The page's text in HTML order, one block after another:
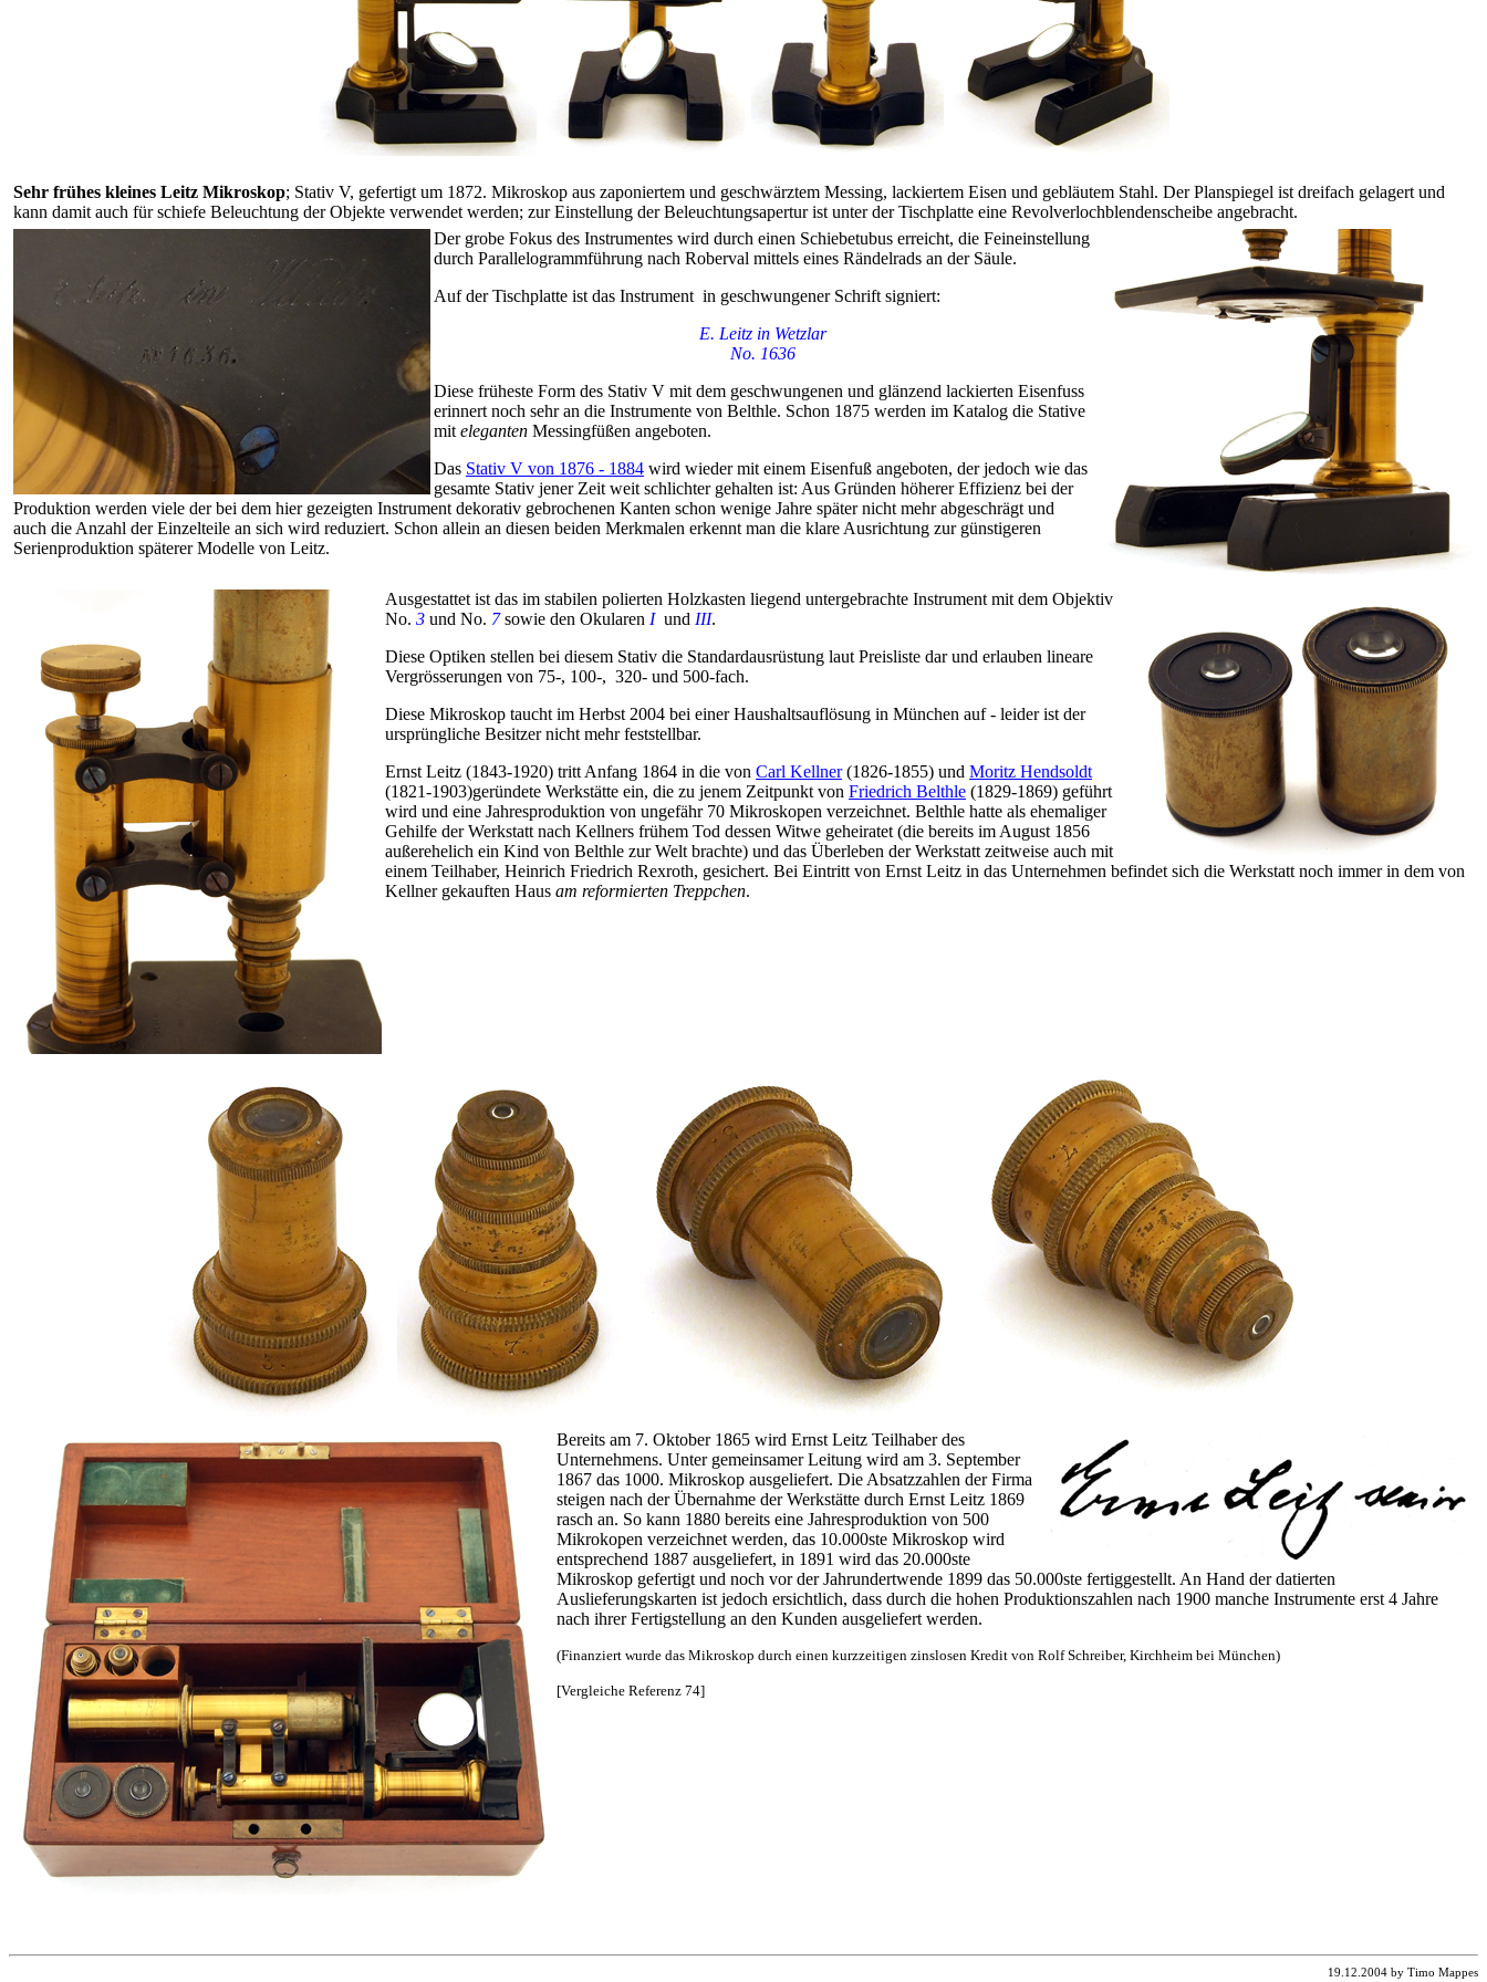
Sehr frühes kleines Leitz Mikroskop; Stativ V, gefertigt um 1872. Mikroskop aus zaponiertem und geschwärztem Messing, lackiertem Eisen und gebläutem Stahl. Der Planspiegel ist dreifach gelagert und
kann damit auch für schiefe Beleuchtung der Objekte verwendet werden; zur Einstellung der Beleuchtungsapertur ist unter der Tischplatte eine Revolverlochblendenscheibe angebracht.
Der grobe Fokus des Instrumentes wird durch einen Schiebetubus erreicht, die Feineinstellung
durch Parallelogrammführung nach Roberval mittels eines Rändelrads an der Säule.
Auf der Tischplatte ist das Instrument in geschwungener Schrift signiert:
E. Leitz in Wetzlar
No. 1636
Diese früheste Form des Stativ V mit dem geschwungenen und glänzend lackierten Eisenfuss
erinnert noch sehr an die Instrumente von Belthle. Schon 1875 werden im Katalog die Stative
mit eleganten Messingfüßen angeboten.
Das Stativ V von 1876 - 1884 wird wieder mit einem Eisenfuß angeboten, der jedoch wie das
gesamte Stativ jener Zeit weit schlichter gehalten ist: Aus Gründen höherer Effizienz bei der
Produktion werden viele der bei dem hier gezeigten Instrument dekorativ gebrochenen Kanten schon wenige Jahre später nicht mehr abgeschrägt und
auch die Anzahl der Einzelteile an sich wird reduziert. Schon allein an diesen beiden Merkmalen erkennt man die klare Ausrichtung zur günstigeren
Serienproduktion späterer Modelle von Leitz.
Ausgestattet ist das im stabilen polierten Holzkasten liegend untergebrachte Instrument mit dem Objektiv
No. 3 und No. 7sowie den Okularen I und III.
Diese Optiken stellen bei diesem Stativ die Standardausrüstung laut Preisliste dar und erlauben lineare
Vergrösserungen von 75-, 100-, 320- und 500-fach.
Diese Mikroskop taucht im Herbst 2004 bei einer Haushaltsauflösung in München auf - leider ist der
ursprüngliche Besitzer nicht mehr feststellbar.
Ernst Leitz (1843-1920) tritt Anfang 1864 in die von Carl Kellner(1826-1855) und Moritz Hendsoldt
(1821-1903)geründete Werkstätte ein, die zu jenem Zeitpunkt von Friedrich Belthle (1829-1869) geführt
wird und eine Jahresproduktion von ungefähr 70 Mikroskopen verzeichnet. Belthle hatte als ehemaliger
Gehilfe der Werkstatt nach Kellners frühem Tod dessen Witwe geheiratet (die bereits im August 1856
außerehelich ein Kind von Belthle zur Welt brachte) und das Überleben der Werkstatt zeitweise auch mit
einem Teilhaber, Heinrich Friedrich Rexroth, gesichert. Bei Eintritt von Ernst Leitz in das Unternehmen befindet sich die Werkstatt noch immer in dem von
Kellner gekauften Haus am reformierten Treppchen.
Bereits am 7. Oktober 1865 wird Ernst Leitz Teilhaber des
Unternehmens. Unter gemeinsamer Leitung wird am 3. September
1867 das 1000. Mikroskop ausgeliefert. Die Absatzzahlen der Firma
steigen nach der Übernahme der Werkstätte durch Ernst Leitz 1869
rasch an. So kann 1880 bereits eine Jahresproduktion von 500
Mikrokopen verzeichnet werden, das 10.000ste Mikroskop wird
entsprechend 1887 ausgeliefert, in 1891 wird das 20.000ste
Mikroskop gefertigt und noch vor der Jahrundertwende 1899 das 50.000ste fertiggestellt. An Hand der datierten
Auslieferungskarten ist jedoch ersichtlich, dass durch die hohen Produktionszahlen nach 1900 manche Instrumente erst 4 Jahre
nach ihrer Fertigstellung an den Kunden ausgeliefert werden.
(Finanziert wurde das Mikroskop durch einen kurzzeitigen zinslosen Kredit von Rolf Schreiber, Kirchheim bei München)
[Vergleiche Referenz 74]
19.12.2004 by Timo Mappes